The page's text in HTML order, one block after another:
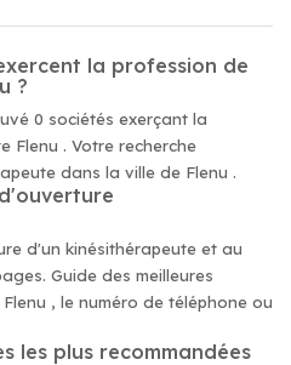
la profession de
?
0 sociétés exerçant la
Flenu . Votre recherche
dans la ville de Flenu .
d'un kinésithérapeute et au
Guide des meilleures
, le numéro de téléphone ou
les plus recommandées